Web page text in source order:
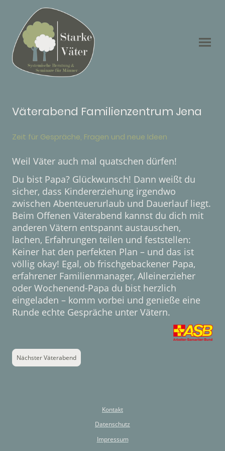
Väterabend Familienzentrum Jena
Zeit für Gespräche, Fragen und neue Ideen
Weil Väter auch mal quatschen dürfen!
Du bist Papa? Glückwunsch! Dann weißt du
sicher, dass Kindererziehung irgendwo
zwischen Abenteuerurlaub und Dauerlauf liegt.
Beim Offenen Väterabend kannst du dich mit
anderen Vätern entspannt austauschen,
lachen, Erfahrungen teilen und feststellen:
Keiner hat den perfekten Plan – und das ist
völlig okay! Egal, ob frischgebackener Papa,
erfahrener Familienmanager, Alleinerzieher
oder Wochenend-Papa du bist herzlich
eingeladen – komm vorbei und genieße eine
Runde echte Gespräche unter Vätern.
Nächster Väterabend
Kontakt
Datenschutz
Impressum